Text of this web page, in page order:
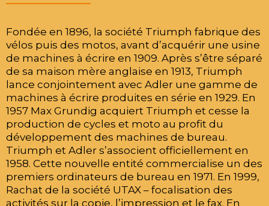
Fondée en 1896, la société Triumph fabrique des
vélos puis des motos, avant d’acquérir une usine
de machines à écrire en 1909. Après s’être séparé
de sa maison mère anglaise en 1913, Triumph
lance conjointement avec Adler une gamme de
machines à écrire produites en série en 1929. En
1957 Max Grundig acquiert Triumph et cesse la
production de cycles et moto au profit du
développement des machines de bureau.
Triumph et Adler s’associent officiellement en
1958. Cette nouvelle entité commercialise un des
premiers ordinateurs de bureau en 1971. En 1999,
Rachat de la société UTAX – focalisation des
activités sur la copie, l’impression et le fax. En